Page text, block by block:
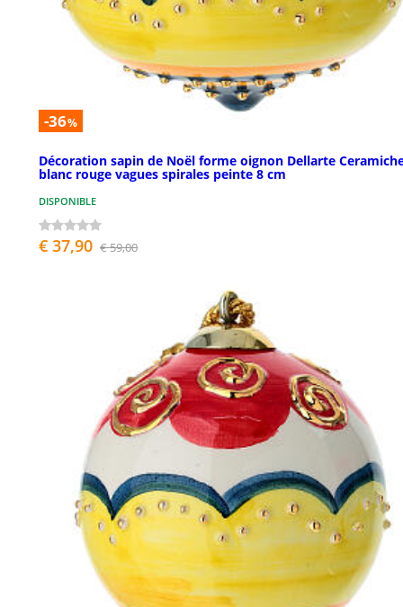
-36%
Décoration sapin de Noël forme oignon Dellarte
blanc rouge vagues spirales peinte 8 cm
DISPONIBLE
€ 37,90 € 59,00